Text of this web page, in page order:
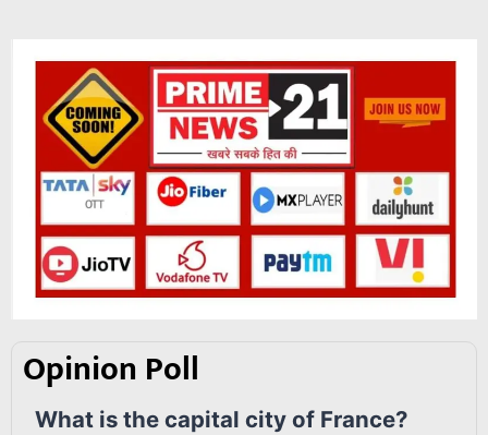
Opinion Poll
What is the capital city of France?